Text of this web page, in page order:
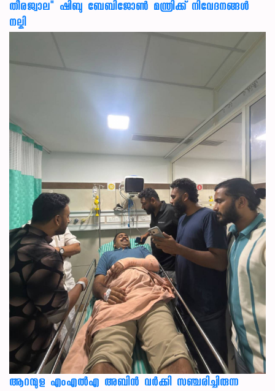
തീരജ്വാല" ഷിബു ബേബിജോൺ മന്ത്രിക്ക് നിവേദനങ്ങള്‍
നല്കി
ആറന്മുള എംഎൽഎ അബിൻ വർക്കി സഞ്ചരിച്ചിരുന്ന